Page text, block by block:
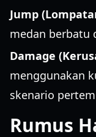
Jump
medan berbatu
Damage
menggunakan
skenario
Rumus